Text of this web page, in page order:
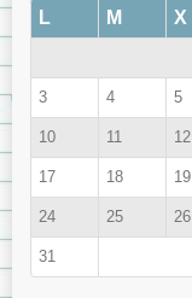
L M X
3 4 5
10 11 12
17 18 19
24 25 26
31